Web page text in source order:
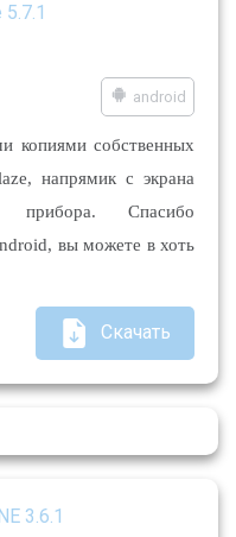
android
копиями собственных
напрямик с экрана
прибора. Спасибо
вы можете в хоть
Скачать